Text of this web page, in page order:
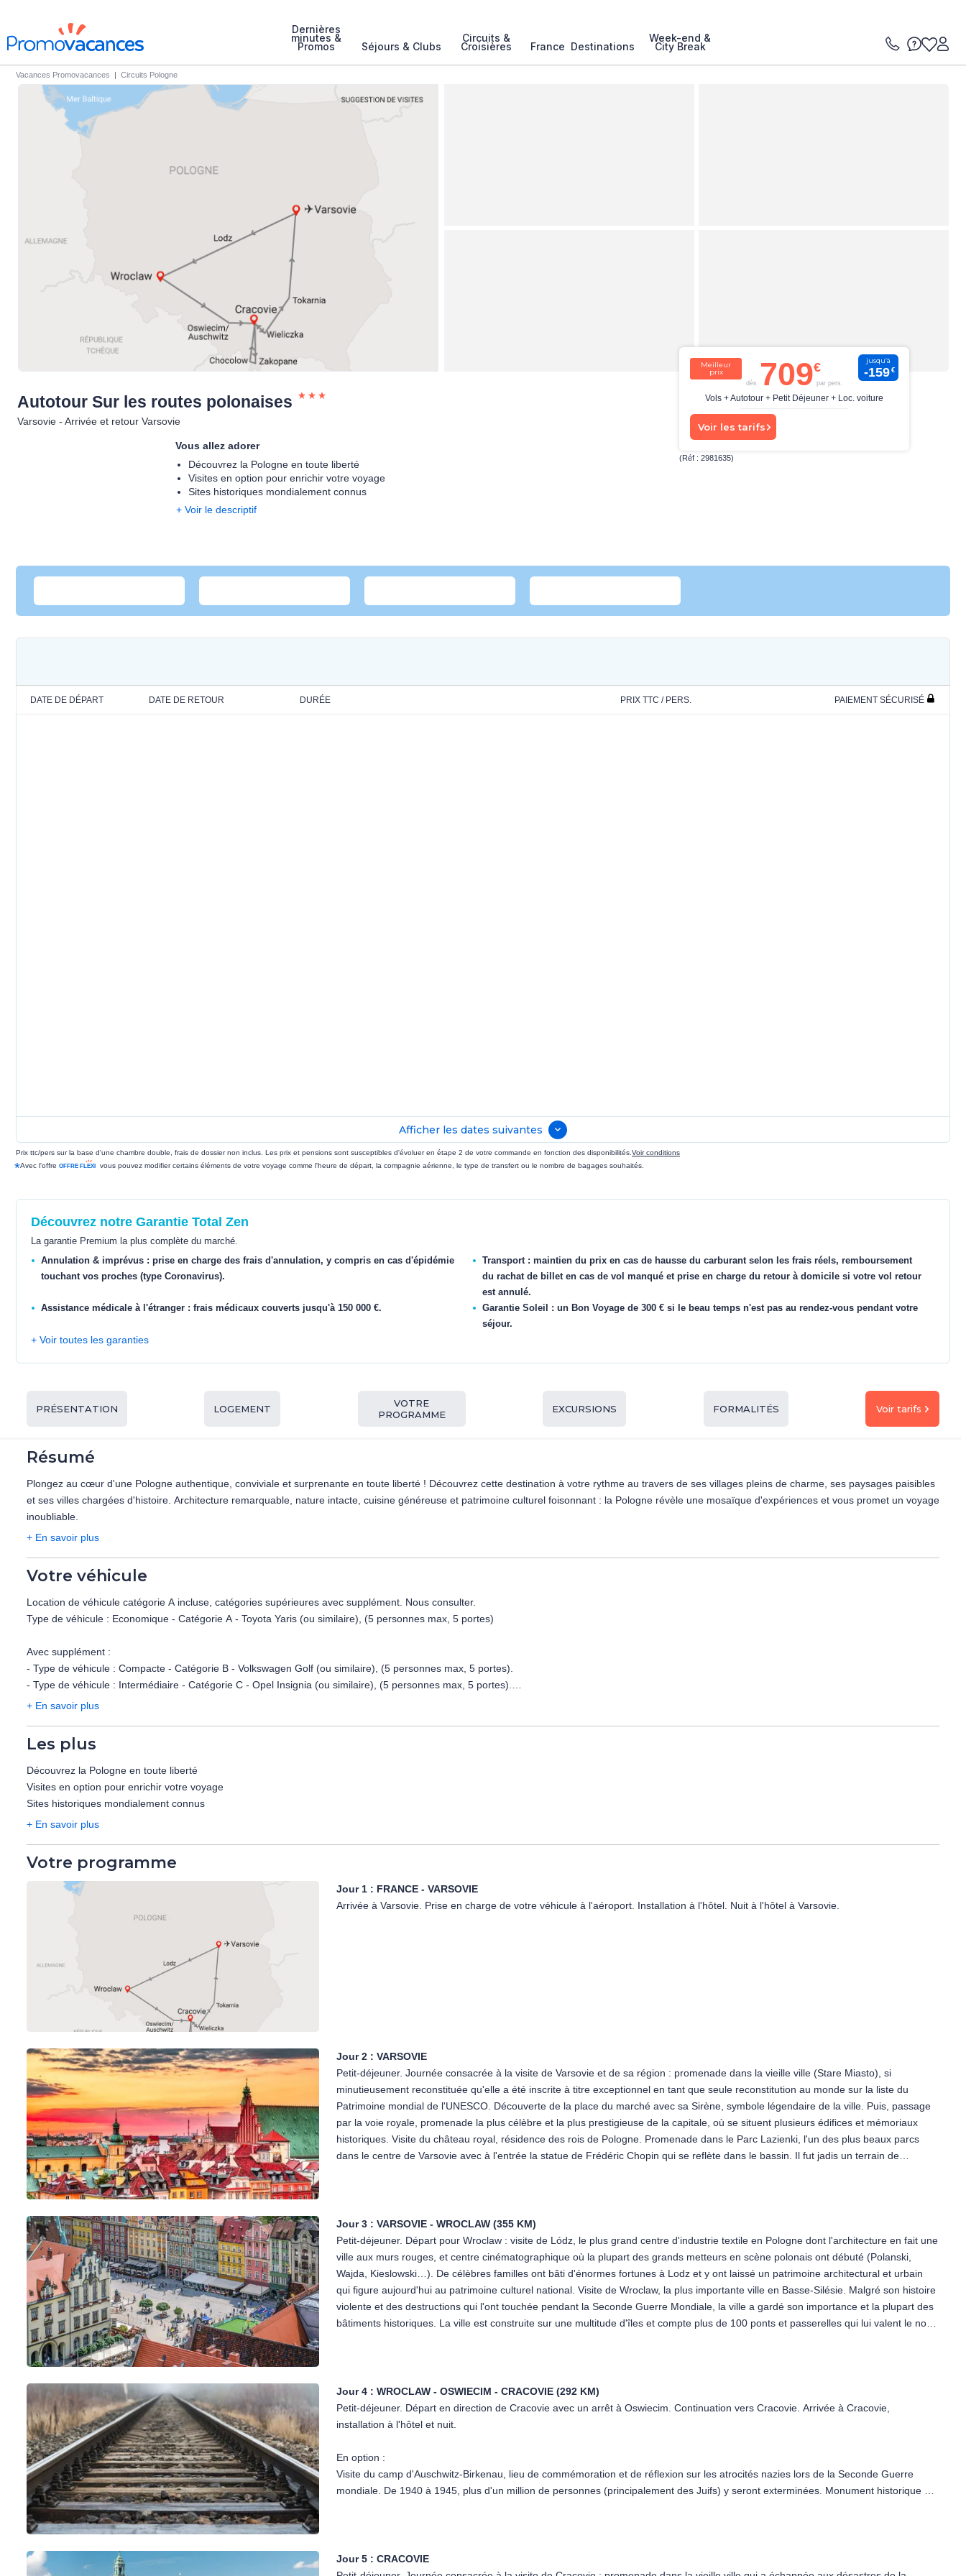
Dernières
minutes &
Promos Séjours & Clubs
Circuits &
Croisières France Destinations
Week-end &
City Break
Vacances Promovacances | Circuits Pologne
Meilleur
prix
dès 709 par pers.
Vols + Autotour + Petit Déjeuner + Loc. voiture
jusqu’à
-159€
Voir les tarifs
(Réf : 2981635)
Autotour Sur les routes polonaises
Varsovie - Arrivée et retour Varsovie
Vous allez adorer
Découvrez la Pologne en toute liberté
Visites en option pour enrichir votre voyage
Sites historiques mondialement connus
+ Voir le descriptif
DATE DE DÉPART DATE DE RETOUR DURÉE PRIX TTC / PERS. PAIEMENT SÉCURISÉ
Afficher les dates suivantes
Prix ttc/pers sur la base d'une chambre double, frais de dossier non inclus. Les prix et pensions sont susceptibles d'évoluer en étape 2 de votre commande en fonction des disponibilités. Voir conditions
*Avec l'offre vous pouvez modifier certains éléments de votre voyage comme l'heure de départ, la compagnie aérienne, le type de transfert ou le nombre de bagages souhaités.
Découvrez notre Garantie Total Zen
La garantie Premium la plus complète du marché.
Annulation & imprévus : prise en charge des frais d'annulation, y compris en cas d'épidémie
touchant vos proches (type Coronavirus).
Transport : maintien du prix en cas de hausse du carburant selon les frais réels, remboursement
du rachat de billet en cas de vol manqué et prise en charge du retour à domicile si votre vol retour
est annulé.
Assistance médicale à l'étranger : frais médicaux couverts jusqu'à 150 000 €.
Garantie Soleil : un Bon Voyage de 300 € si le beau temps n'est pas au rendez-vous pendant votre
séjour.
+ Voir toutes les garanties
PRÉSENTATION LOGEMENT
VOTRE
PROGRAMME
EXCURSIONS FORMALITÉS Voir tarifs
Résumé
Plongez au cœur d'une Pologne authentique, conviviale et surprenante en toute liberté ! Découvrez cette destination à votre rythme au travers de ses villages pleins de charme, ses paysages paisibles
et ses villes chargées d'histoire. Architecture remarquable, nature intacte, cuisine généreuse et patrimoine culturel foisonnant : la Pologne révèle une mosaïque d'expériences et vous promet un voyage
inoubliable.
+ En savoir plus
Votre véhicule
Location de véhicule catégorie A incluse, catégories supérieures avec supplément. Nous consulter.
Type de véhicule : Economique - Catégorie A - Toyota Yaris (ou similaire), (5 personnes max, 5 portes)
Avec supplément :
- Type de véhicule : Compacte - Catégorie B - Volkswagen Golf (ou similaire), (5 personnes max, 5 portes).
- Type de véhicule : Intermédiaire - Catégorie C - Opel Insignia (ou similaire), (5 personnes max, 5 portes).
- Type de véhicule : Premium - Catégorie D - Kia Ceed Sportwagon (ou similaire), (5 personnes max, 5 portes).
Formalités :
- Age minimum : 21 ans, pas d'âge maximum.
- Permis depuis 1 an au moins.
Kilométrage illimité.
Les taxes locales et TVA.
Garanties : dommage (CDW) et vol (THW).
Numéro d'urgence.
Une personne autorisée à la conduite du véhicule.
Les frais de carburant (le véhicule doit être rendu avec le plein).
Les frais de parking, garages, les péages d'autoroutes.
Les assurances complémentaires et équipements spéciaux à réserver sur place.
+ En savoir plus
Les plus
Découvrez la Pologne en toute liberté
Visites en option pour enrichir votre voyage
Sites historiques mondialement connus
+ En savoir plus
Votre programme
Jour 1 : FRANCE - VARSOVIE
Arrivée à Varsovie. Prise en charge de votre véhicule à l'aéroport. Installation à l'hôtel. Nuit à l'hôtel à Varsovie.
Jour 2 :VARSOVIE
Petit-déjeuner. Journée consacrée à la visite de Varsovie et de sa région : promenade dans la vieille ville (Stare Miasto), si
minutieusement reconstituée qu'elle a été inscrite à titre exceptionnel en tant que seule reconstitution au monde sur la liste du
Patrimoine mondial de l'UNESCO. Découverte de la place du marché avec sa Sirène, symbole légendaire de la ville. Puis, passage
par la voie royale, promenade la plus célèbre et la plus prestigieuse de la capitale, où se situent plusieurs édifices et mémoriaux
historiques. Visite du château royal, résidence des rois de Pologne. Promenade dans le Parc Lazienki, l'un des plus beaux parcs
dans le centre de Varsovie avec à l'entrée la statue de Frédéric Chopin qui se reflète dans le bassin. Il fut jadis un terrain de
Jour 3 :VARSOVIE - WROCLAW (355 KM)
Petit-déjeuner. Départ pour Wroclaw : visite de Lódz, le plus grand centre d'industrie textile en Pologne dont l'architecture en fait une
ville aux murs rouges, et centre cinématographique où la plupart des grands metteurs en scène polonais ont débuté (Polanski,
Wajda, Kieslowski…). De célèbres familles ont bâti d'énormes fortunes à Lodz et y ont laissé un patrimoine architectural et urbain
qui figure aujourd'hui au patrimoine culturel national. Visite de Wroclaw, la plus importante ville en Basse-Silésie. Malgré son histoire
violente et des destructions qui l'ont touchée pendant la Seconde Guerre Mondiale, la ville a gardé son importance et la plupart des
bâtiments historiques. La ville est construite sur une multitude d'îles et compte plus de 100 ponts et passerelles qui lui valent le nom
Jour 4 :WROCLAW - OSWIECIM - CRACOVIE (292 KM)
Petit-déjeuner. Départ en direction de Cracovie avec un arrêt à Oswiecim. Continuation vers Cracovie. Arrivée à Cracovie,
installation à l'hôtel et nuit.
En option :
Visite du camp d'Auschwitz-Birkenau, lieu de commémoration et de réflexion sur les atrocités nazies lors de la Seconde Guerre
mondiale. De 1940 à 1945, plus d'un million de personnes (principalement des Juifs) y seront exterminées. Monument historique et
Jour 5 :CRACOVIE